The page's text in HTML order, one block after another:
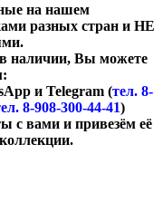
на нашем
разных стран и НЕ
в наличии, Вы можете
и Telegram (тел. 8-
8-908-300-44-41)
с вами и привезём её